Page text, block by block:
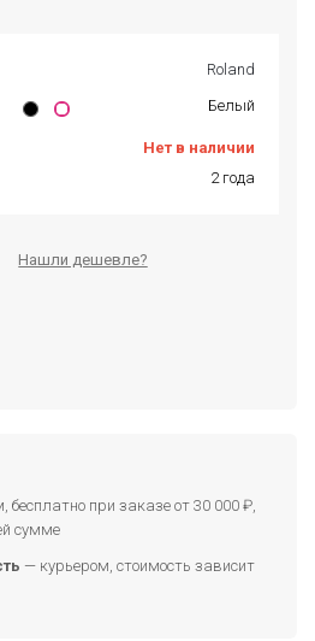
Roland
Белый
Нет в наличии
2 года
Нашли дешевле?
бесплатно при заказе от 30 000 ₽,
сумме
— курьером, стоимость зависит